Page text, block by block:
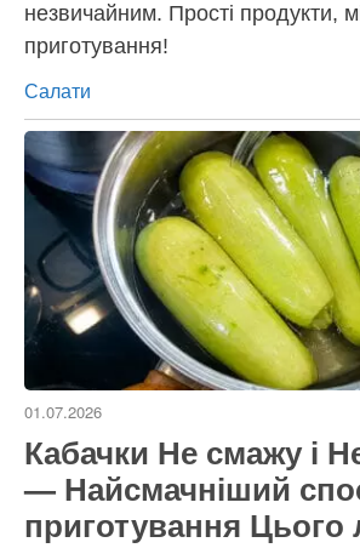
незвичайним. Прості продукти,
приготування!
Категорії
Салати
01.07.2026
Кабачки Не смажу і
— Найсмачніший
приготування Цього